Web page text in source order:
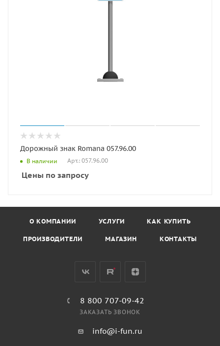
Дорожный знак Romana 057.96.00
В наличии Арт.: 057.96.00
Цены по запросу
О КОМПАНИИ УСЛУГИ КАК КУПИТЬ
ПРОИЗВОДИТЕЛИ МАГАЗИН КОНТАКТЫ
8 800 707-09-42
ЗАКАЗАТЬ ЗВОНОК
info@i-fun.ru